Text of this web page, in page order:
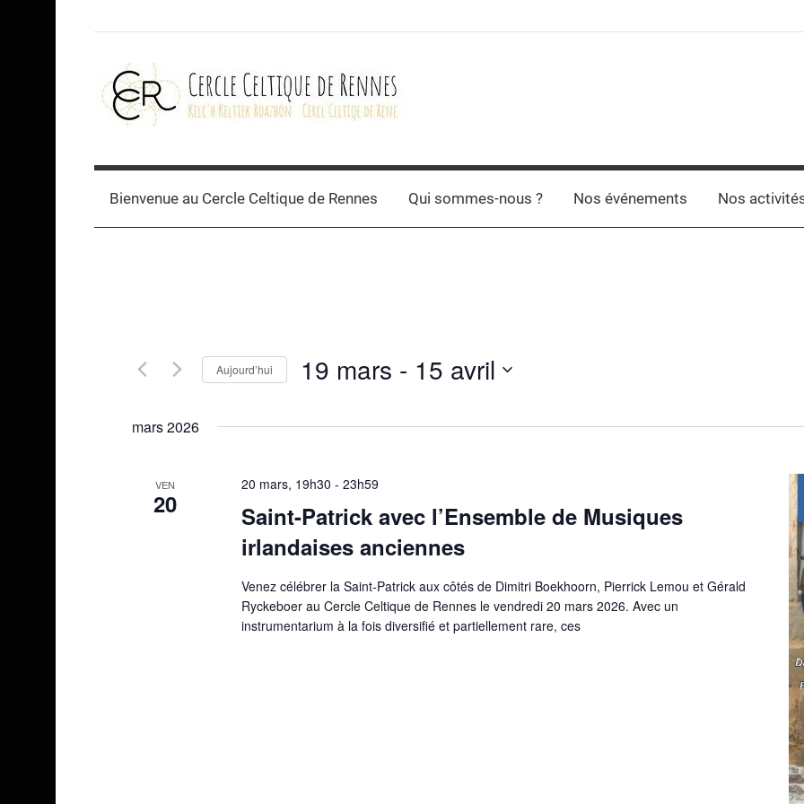
Cercle
celtique
Bienvenue au Cercle Celtique de Rennes Qui sommes-nous ? Nos événements Nos
Aujourd’hui 19 mars - 15 avril
une
mars 2026
VEN
20
20 mars, 19h30 - 23h59
Saint-Patrick avec l’Ensemble de Musiques
irlandaises anciennes
Venez célébrer la Saint-Patrick aux côtés de Dimitri Boekhoorn, Pierrick Lemou et Gérald
Ryckeboer au Cercle Celtique de Rennes le vendredi 20 mars 2026. Avec un
instrumentarium à la fois diversifié et partiellement rare, ces